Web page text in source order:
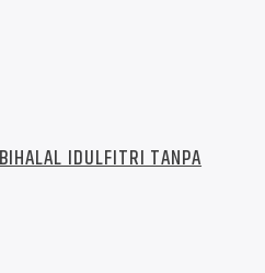
IDULFITRI TANPA